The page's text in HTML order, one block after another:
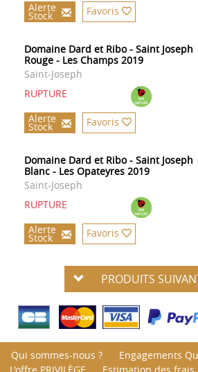
Alerte
Stock Favoris
Domaine Dard et Ribo - Saint Joseph
Rouge - Les Champs 2019
Saint-Joseph
RUPTURE
Alerte
Stock Favoris
Domaine Dard et Ribo - Saint Joseph
Blanc - Les Opateyres 2019
Saint-Joseph
RUPTURE
Alerte
Stock Favoris
PRODUITS
Qui sommes-nous ? Engagements